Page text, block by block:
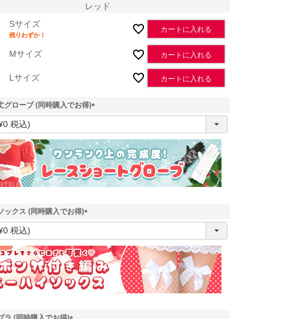
レッド
Sサイズ
残りわずか！
カートに入れる
Mサイズ カートに入れる
Lサイズ カートに入れる
グローブ (同時購入でお得)
(
須
)
ックス (同時購入でお得)
(
須
)